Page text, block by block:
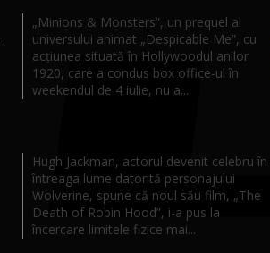
„Minions & Monsters”, un prequel al
universului animat „Despicable Me”, cu
acţiunea situată în Hollywoodul anilor
1920, care a condus box office-ul în
weekendul de 4 iulie, nu a...
Hugh Jackman, actorul devenit celebru în
întreaga lume datorită personajului
Wolverine, spune că noul său film, „The
Death of Robin Hood”, i-a pus la
încercare limitele fizice mai...